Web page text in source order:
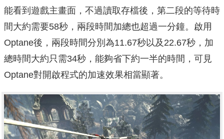
能看到遊戲主畫面，不過讀取存檔後，第二段的等待時
間大約需要58秒，兩段時間加總也超過一分鐘。啟用
Optane後，兩段時間分別為11.67秒以及22.67秒，加
總時間大約只需34秒，能夠省下約一半的時間，可見
Optane對開啟程式的加速效果相當顯著。